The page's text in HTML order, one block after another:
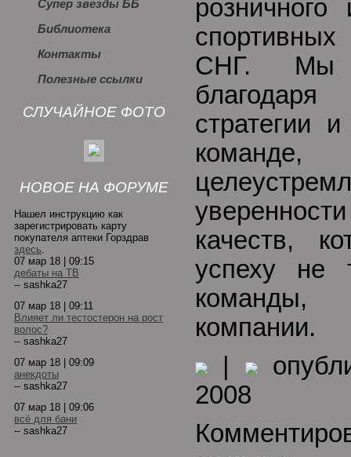
Супер звезды ББ
Библиотека
Контакты
Полезные ссылки
СЛУЧАЙНОЕ ФОТО
НОВОЕ НА ФОРУМЕ
Нашел инструкцию как
зарегистрировать карту
покупателя аптеки Горздрав
здесь.
07 мар 18 | 09:15
дебаты на ТВ
-- sashka27
07 мар 18 | 09:11
Влияет ли тестостерон на рост
волос?
-- sashka27
07 мар 18 | 09:09
анекдоты
-- sashka27
07 мар 18 | 09:06
всё для бани
-- sashka27
СНГ. Мы
стратегии
качеств,
успеху не
компании.
2008